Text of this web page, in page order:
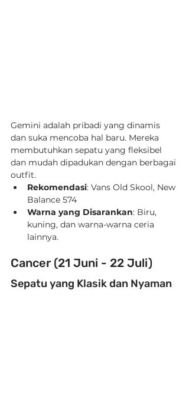
Gemini adalah pribadi yang dinamis
dan suka mencoba hal baru. Mereka
membutuhkan sepatu yang fleksibel
dan mudah dipadukan dengan berbagai
outfit.
Rekomendasi: Vans Old Skool, New
Balance 574
Warna yang Disarankan: Biru,
kuning, dan warna-warna ceria
lainnya.
Cancer (21 Juni - 22 Juli)
Sepatu yang Klasik dan Nyaman